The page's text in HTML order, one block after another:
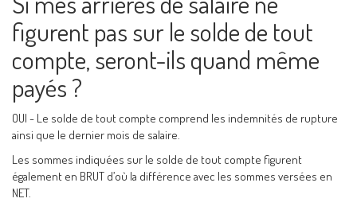
figurent pas sur le solde de tout
compte, seront-ils quand même
payés ?
OUI - Le solde de tout compte comprend les indemnités de rupture
ainsi que le dernier mois de salaire.
Les sommes indiquées sur le solde de tout compte figurent
également en BRUT d’où la différence avec les sommes versées en
NET.